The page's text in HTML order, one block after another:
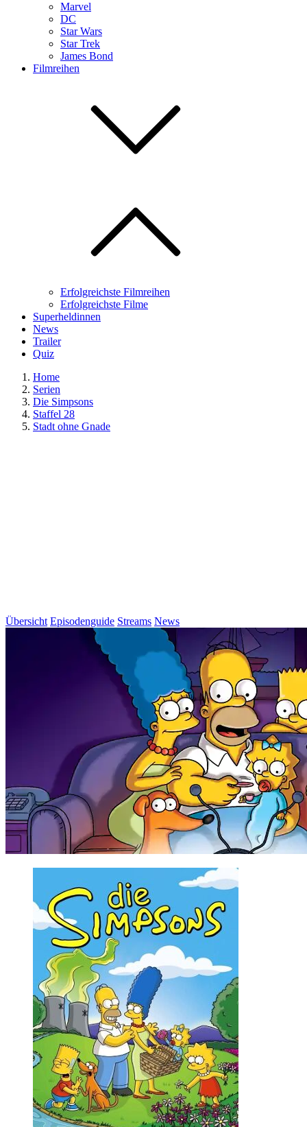
Marvel
DC
Star Wars
Star Trek
James Bond
Filmreihen
Erfolgreichste Filmreihen
Erfolgreichste Filme
Superheldinnen
News
Trailer
Quiz
Home
Serien
Die Simpsons
Staffel 28
Stadt ohne Gnade
Übersicht Episodenguide Streams News